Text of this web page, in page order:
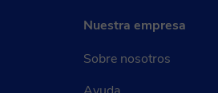
Nuestra empresa
Sobre nosotros